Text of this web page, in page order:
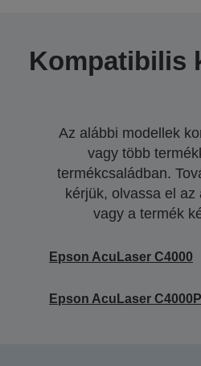
Kompatibilis
Az alábbi modellek
vagy több
termékcsaládban.
kérjük, olvassa el az
vagy a termék
Epson AcuLaser C4000
Epson AcuLaser